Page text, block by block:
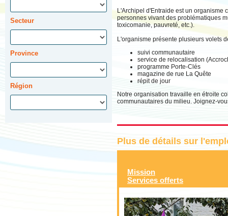
Secteur
Province
Région
L'Archipel d'Entraide est un organisme
personnes vivant des problématiques
toxicomanie, pauvreté, etc.).
L'organisme présente plusieurs volets
suivi communautaire
service de relocalisation
programme Porte-Clés
magazine de rue La Quête
répit de jour
Notre organisation travaille en étroite
communautaires du milieu. Joignez-
Plus de détails sur
Mission
Services offerts